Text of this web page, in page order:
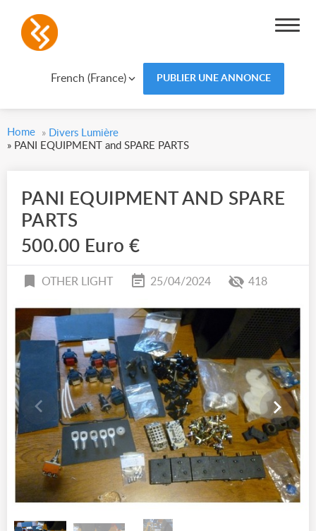
French (France) PUBLIER UNE ANNONCE
Home » Divers Lumière
» PANI EQUIPMENT and SPARE PARTS
PANI EQUIPMENT AND SPARE
PARTS
500.00 Euro €
OTHER LIGHT 25/04/2024 418